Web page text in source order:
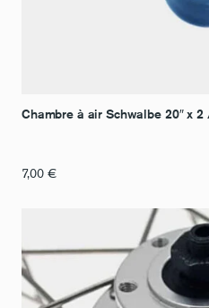
Chambre à air Schwalbe 20″ x
7,00 €